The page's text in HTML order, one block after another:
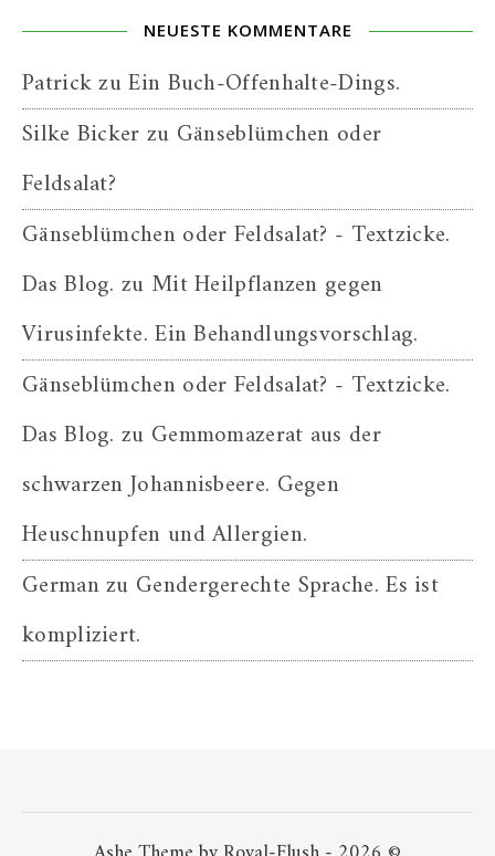
NEUESTE KOMMENTARE
PatrickzuEin Buch-Offenhalte-Dings.
Silke Bickerzu Gänseblümchen oder
Feldsalat?
Gänseblümchen oder Feldsalat? - Textzicke.
Das Blog. zu Mit Heilpflanzen gegen
Virusinfekte. Ein Behandlungsvorschlag.
Gänseblümchen oder Feldsalat? - Textzicke.
Das Blog. zu Gemmomazerat aus der
schwarzen Johannisbeere. Gegen
Heuschnupfen und Allergien.
Germanzu Gendergerechte Sprache. Es ist
kompliziert.